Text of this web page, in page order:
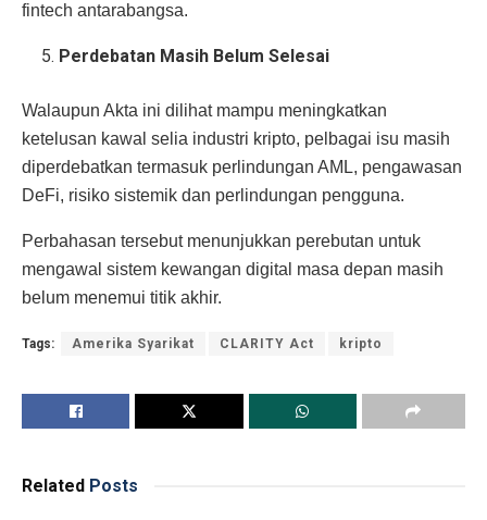
fintech antarabangsa.
Perdebatan Masih Belum Selesai
Walaupun Akta ini dilihat mampu meningkatkan
ketelusan kawal selia industri kripto, pelbagai isu masih
diperdebatkan termasuk perlindungan AML, pengawasan
DeFi, risiko sistemik dan perlindungan pengguna.
Perbahasan tersebut menunjukkan perebutan untuk
mengawal sistem kewangan digital masa depan masih
belum menemui titik akhir.
Tags: Amerika Syarikat CLARITY Act kripto
Related Posts